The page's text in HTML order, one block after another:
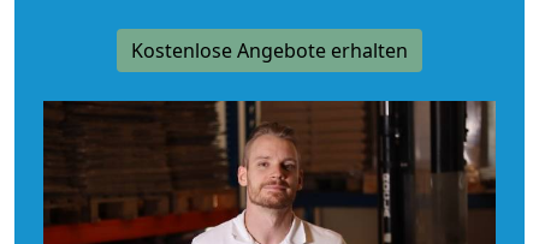
Kostenlose Angebote erhalten